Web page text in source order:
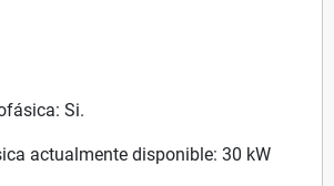
Si.
actualmente disponible: 30 kW